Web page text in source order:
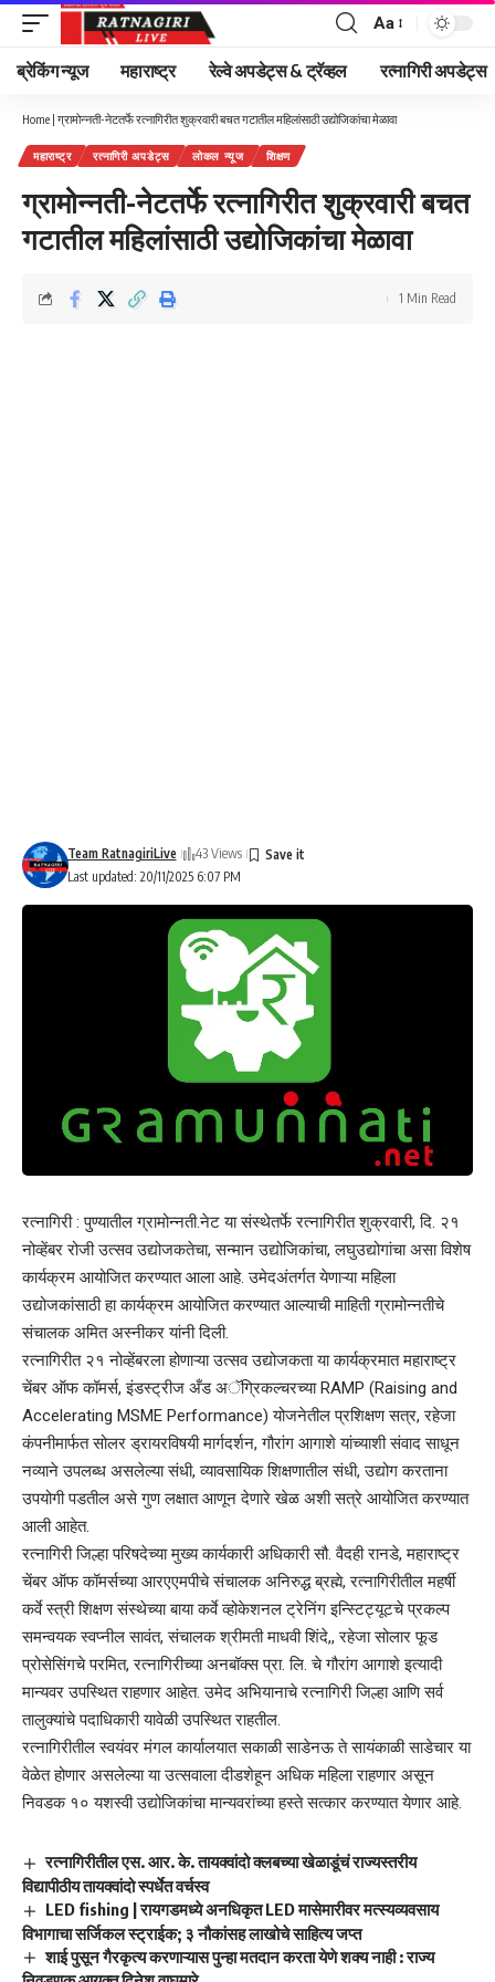
Font
Resizer
Aa
ब्रेकिंग न्यूज महाराष्ट्र रेल्वे अपडेट्स & ट्रॅव्हल रत्नागिरी अपडेट्स
Home | ग्रामोन्नती-नेटतर्फे रत्नागिरीत शुक्रवारी बचत गटातील महिलांसाठी उद्योजिकांचा मेळावा
महाराष्ट्र रत्नागिरी अपडेट्स लोकल न्यूज शिक्षण
ग्रामोन्नती-नेटतर्फे रत्नागिरीत शुक्रवारी बचत
गटातील महिलांसाठी उद्योजिकांचा मेळावा
Last updated: 20/11/2025 6:07 PM
Team RatnagiriLive 43 Views
1 Min Read
रत्नागिरी : पुण्यातील ग्रामोन्नती.नेट या संस्थेतर्फे रत्नागिरीत शुक्रवारी, दि. २१
नोव्हेंबर रोजी उत्सव उद्योजकतेचा, सन्मान उद्योजिकांचा, लघुउद्योगांचा असा विशेष
कार्यक्रम आयोजित करण्यात आला आहे. उमेदअंतर्गत येणाऱ्या महिला
उद्योजकांसाठी हा कार्यक्रम आयोजित करण्यात आल्याची माहिती ग्रामोन्नतीचे
संचालक अमित अस्नीकर यांनी दिली.
रत्नागिरीत २१ नोव्हेंबरला होणाऱ्या उत्सव उद्योजकता या कार्यक्रमात महाराष्ट्र
चेंबर ऑफ कॉमर्स, इंडस्ट्रीज अँड अॅग्रिकल्चरच्या RAMP (Raising and
Accelerating MSME Performance) योजनेतील प्रशिक्षण सत्र, रहेजा
कंपनीमार्फत सोलर ड्रायरविषयी मार्गदर्शन, गौरांग आगाशे यांच्याशी संवाद साधून
नव्याने उपलब्ध असलेल्या संधी, व्यावसायिक शिक्षणातील संधी, उद्योग करताना
उपयोगी पडतील असे गुण लक्षात आणून देणारे खेळ अशी सत्रे आयोजित करण्यात
आली आहेत.
रत्नागिरी जिल्हा परिषदेच्या मुख्य कार्यकारी अधिकारी सौ. वैदही रानडे, महाराष्ट्र
चेंबर ऑफ कॉमर्सच्या आरएएमपीचे संचालक अनिरुद्ध ब्रह्मे, रत्नागिरीतील महर्षी
कर्वे स्त्री शिक्षण संस्थेच्या बाया कर्वे व्होकेशनल ट्रेनिंग इन्स्टिट्यूटचे प्रकल्प
समन्वयक स्वप्नील सावंत, संचालक श्रीमती माधवी शिंदे,, रहेजा सोलार फूड
प्रोसेसिंगचे परमित, रत्नागिरीच्या अनबॉक्स प्रा. लि. चे गौरांग आगाशे इत्यादी
मान्यवर उपस्थित राहणार आहेत. उमेद अभियानाचे रत्नागिरी जिल्हा आणि सर्व
तालुक्यांचे पदाधिकारी यावेळी उपस्थित राहतील.
रत्नागिरीतील स्वयंवर मंगल कार्यालयात सकाळी साडेनऊ ते सायंकाळी साडेचार या
वेळेत होणार असलेल्या या उत्सवाला दीडशेहून अधिक महिला राहणार असून
निवडक १० यशस्वी उद्योजिकांचा मान्यवरांच्या हस्ते सत्कार करण्यात येणार आहे.
रत्नागिरीतील एस. आर. के. तायक्वांदो क्लबच्या खेळाडूंचं राज्यस्तरीय
विद्यापीठीय तायक्वांदो स्पर्धेत वर्चस्व
LED fishing | रायगडमध्ये अनधिकृत LED मासेमारीवर मत्स्यव्यवसाय
विभागाचा सर्जिकल स्ट्राईक; ३ नौकांसह लाखोचे साहित्य जप्त
शाई पुसून गैरकृत्य करणाऱ्यास पुन्हा मतदान करता येणे शक्य नाही : राज्य